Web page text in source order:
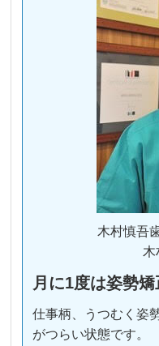
木村慎吾
木
月に1度は姿勢
仕事柄、うつむく姿
がつらい状態です。